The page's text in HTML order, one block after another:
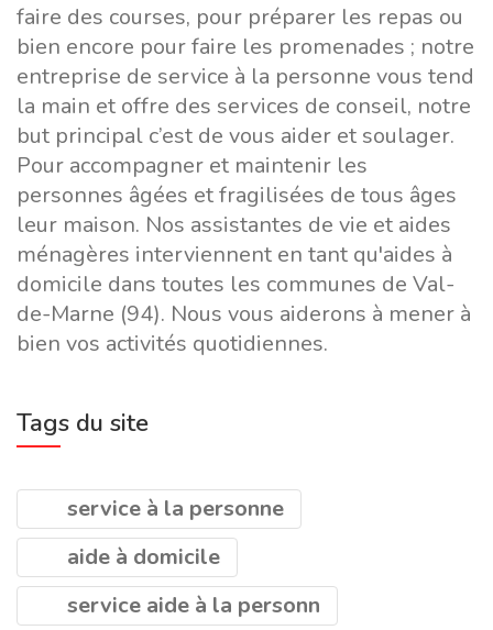
faire des courses, pour préparer les repas ou
bien encore pour faire les promenades ; notre
entreprise de service à la personne vous tend
la main et offre des services de conseil, notre
but principal c’est de vous aider et soulager.
Pour accompagner et maintenir les
personnes âgées et fragilisées de tous âges
leur maison. Nos assistantes de vie et aides
ménagères interviennent en tant qu'aides à
domicile dans toutes les communes de Val-
de-Marne (94). Nous vous aiderons à mener à
bien vos activités quotidiennes.
Tags du site
service à la personne
aide à domicile
service aide à la personn